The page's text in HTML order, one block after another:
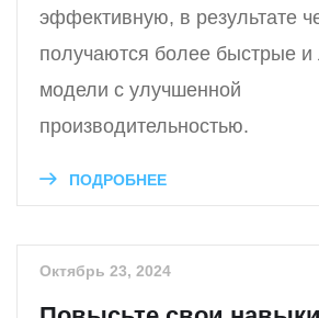
эффективную, в результате
получаются более быстрые и
модели с улучшенной
производительностью.
ПОДРОБНЕЕ
Октябрь 23, 2024